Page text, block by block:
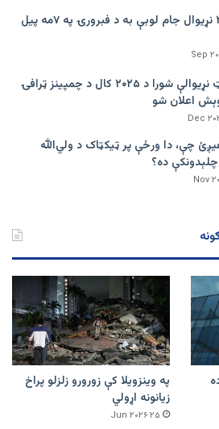
د ۲۰۲۶ نړیوال جام لوبې به د فبرورۍ په ۷مه پیل
د کرکټ نړیوالې شورا د ۲۰۲۵ کال د چمپینز ټرافۍ
اعلان شو
چې، دا ورځې پر ټيکټاک د ولي‌الله
ده؟
په وینزویلا کې زورورو زلزلو پراخ
زیانونه اړولي
۲۵ Jun ۲۰۲۶